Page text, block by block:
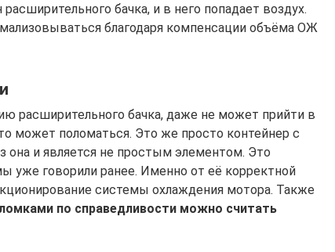
бачка, и в него попадает воздух.
благодаря компенсации объёма ОЖ
расширительного бачка, даже не может прийти в
может поломаться. Это же просто контейнер с
она и является не простым элементом. Это
уже говорили ранее. Именно от её корректной
системы охлаждения мотора. Также
по справедливости можно считать